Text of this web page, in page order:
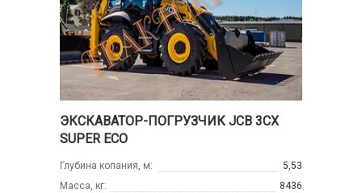
ЭКСКАВАТОР-ПОГРУЗЧИК JCB 3CX
SUPER ECO
Глубина копания, м:
5,53
Масса, кг:
8436